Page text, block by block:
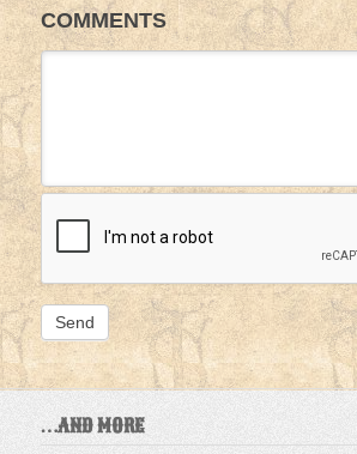
COMMENTS
…AND MORE